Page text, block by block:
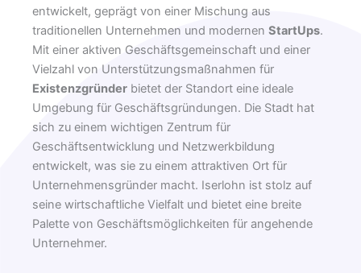
entwickelt, geprägt von einer Mischung aus
traditionellen Unternehmen und modernen StartUps.
Mit einer aktiven Geschäftsgemeinschaft und einer
Vielzahl von Unterstützungsmaßnahmen für
Existenzgründer bietet der Standort eine ideale
Umgebung für Geschäftsgründungen. Die Stadt hat
sich zu einem wichtigen Zentrum für
Geschäftsentwicklung und Netzwerkbildung
entwickelt, was sie zu einem attraktiven Ort für
Unternehmensgründer macht. Iserlohn ist stolz auf
seine wirtschaftliche Vielfalt und bietet eine breite
Palette von Geschäftsmöglichkeiten für angehende
Unternehmer.